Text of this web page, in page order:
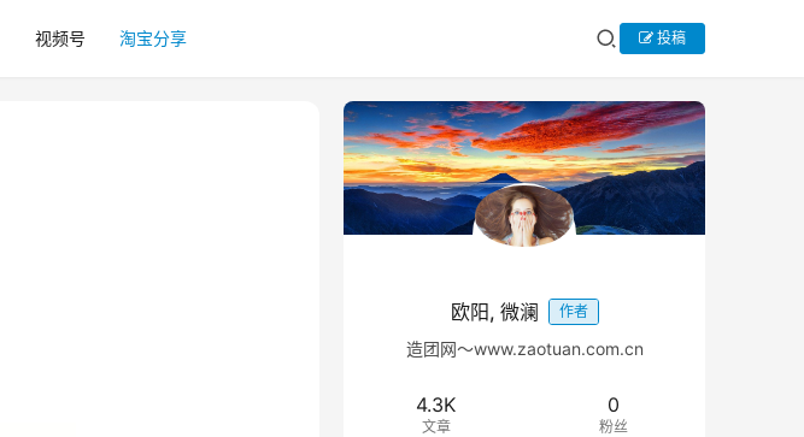
视频号 淘宝分享 投稿
欧阳, 微澜 作者
造团网～www.zaotuan.com.cn
4.3K
文章
0
粉丝